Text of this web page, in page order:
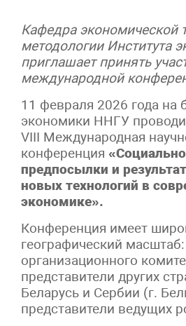
Кафедра экономической
методологии Института
приглашает принять
международной
11 февраля 2026 года на
экономики ННГУ
VIII Международная
конференция
предпосылки и
новых технологий в
экономике».
Конференция имеет
географический
организационного
представители других
Беларусь и Сербии (г.
представители ведущих